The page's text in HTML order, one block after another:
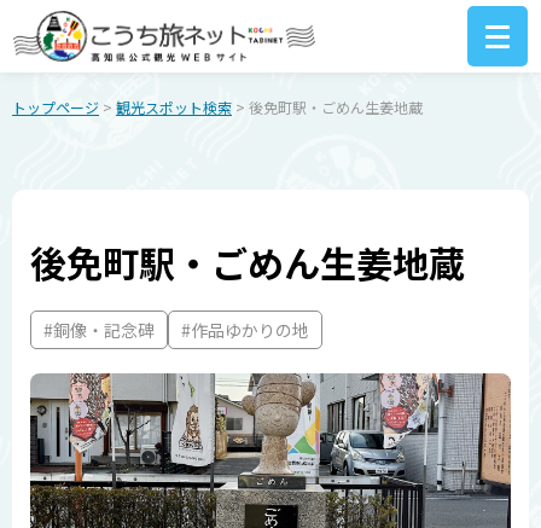
トップページ > 観光スポット検索 > 後免町駅・ごめん生姜地蔵
後免町駅・ごめん生姜地蔵
#銅像・記念碑 #作品ゆかりの地